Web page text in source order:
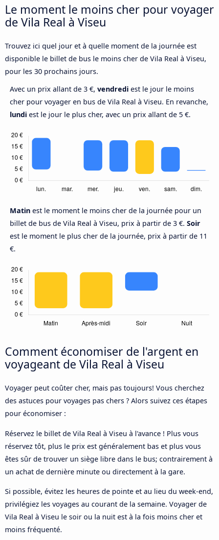
Le moment le moins cher pour voyager
de Vila Real à Viseu
Trouvez ici quel jour et à quelle moment de la journée est
disponible le billet de bus le moins cher de Vila Real à Viseu,
pour les 30 prochains jours.
Avec un prix allant de 3 €, vendredi est le jour le moins
cher pour voyager en bus de Vila Real à Viseu. En revanche,
lundi est le jour le plus cher, avec un prix allant de 5 €.
Matin est le moment le moins cher de la journée pour un
billet de bus de Vila Real à Viseu, prix à partir de 3 €. Soir
est le moment le plus cher de la journée, prix à partir de 11
€.
Comment économiser de l'argent en
voyageant de Vila Real à Viseu
Voyager peut coûter cher, mais pas toujours! Vous cherchez
des astuces pour voyages pas chers ? Alors suivez ces étapes
pour économiser :
Réservez le billet de Vila Real à Viseu à l'avance ! Plus vous
réservez tôt, plus le prix est généralement bas et plus vous
êtes sûr de trouver un siège libre dans le bus; contrairement à
un achat de dernière minute ou directement à la gare.
Si possible, évitez les heures de pointe et au lieu du week-end,
privilégiez les voyages au courant de la semaine. Voyager de
Vila Real à Viseu le soir ou la nuit est à la fois moins cher et
moins fréquenté.